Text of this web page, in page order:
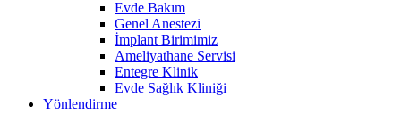
Evde Bakım
Genel Anestezi
İmplant Birimimiz
Ameliyathane Servisi
Entegre Klinik
Evde Sağlık Kliniği
Yönlendirme